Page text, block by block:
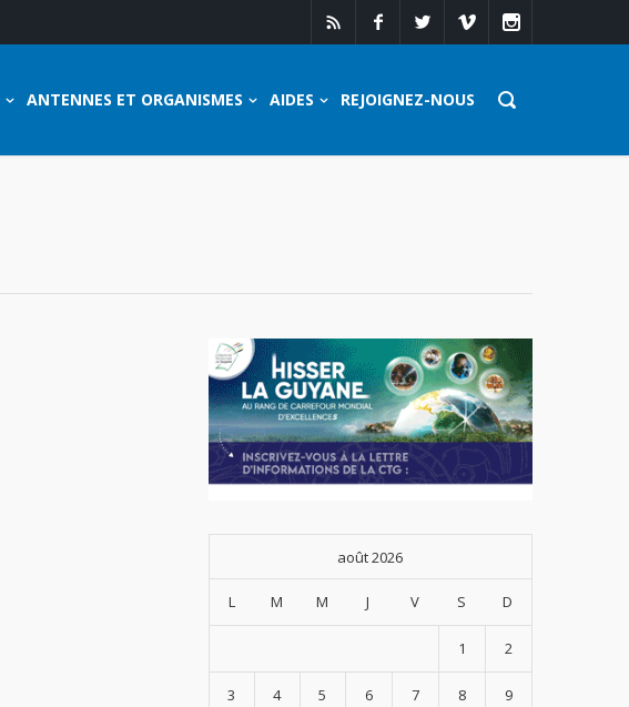
ANTENNES ET ORGANISMES AIDES REJOIGNEZ-NOUS
août 2026
L M M J V S D
1 2
3 4 5 6 7 8 9